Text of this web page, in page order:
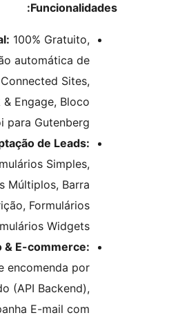
Geral:
100% Gratuito,
Sincronização automática de
contactos, Connected Sites,
E-goi Track & Engage, Bloco
E-goi para Gutenberg.
Captação de Leads:
Formulários Simples,
Formulários Múltiplos, Barra
de Subscrição, Formulários
Pop-up, Formulários Widgets.
Automação & E-commerce:
Conversão de encomenda por
estado (API Backend),
Campanha E-mail com